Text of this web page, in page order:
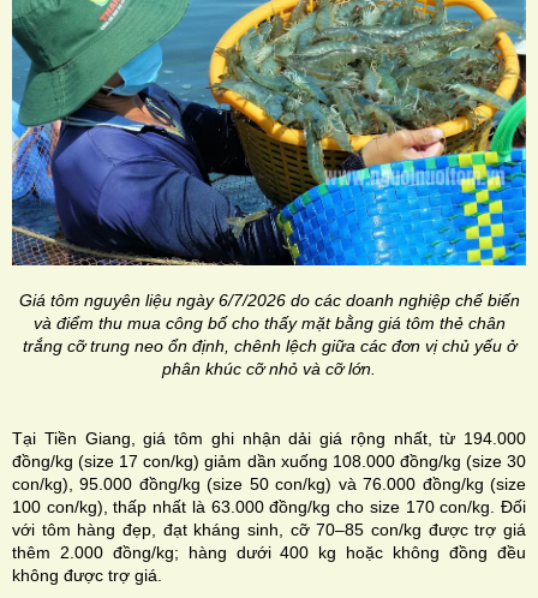
Giá tôm nguyên liệu ngày 6/7/2026 do các doanh nghiệp chế biến
và điểm thu mua công bố cho thấy mặt bằng giá tôm thẻ chân
trắng cỡ trung neo ổn định, chênh lệch giữa các đơn vị chủ yếu ở
phân khúc cỡ nhỏ và cỡ lớn.
Tại Tiền Giang, giá tôm ghi nhận dải giá rộng nhất, từ 194.000
đồng/kg (size 17 con/kg) giảm dần xuống 108.000 đồng/kg (size 30
con/kg), 95.000 đồng/kg (size 50 con/kg) và 76.000 đồng/kg (size
100 con/kg), thấp nhất là 63.000 đồng/kg cho size 170 con/kg. Đối
với tôm hàng đẹp, đạt kháng sinh, cỡ 70–85 con/kg được trợ giá
thêm 2.000 đồng/kg; hàng dưới 400 kg hoặc không đồng đều
không được trợ giá.